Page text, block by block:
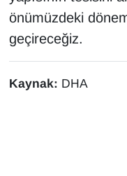
önümüzdeki
geçireceğiz.
Kaynak: DHA